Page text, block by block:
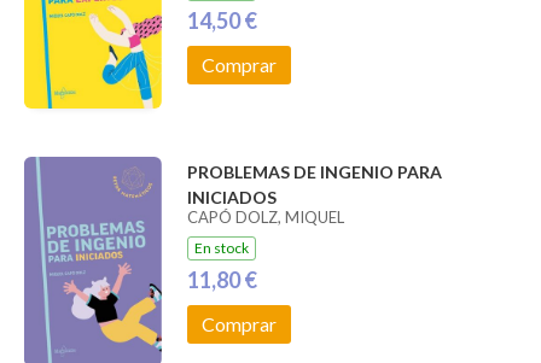
14,50 €
Comprar
PROBLEMAS DE INGENIO PARA
INICIADOS
CAPÓ DOLZ, MIQUEL
En stock
11,80 €
Comprar